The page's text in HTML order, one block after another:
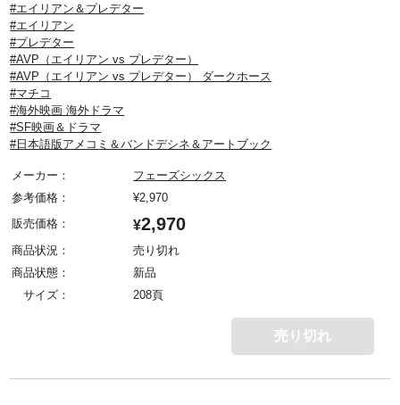
#エイリアン＆プレデター
#エイリアン
#プレデター
#AVP（エイリアン vs プレデター）
#AVP（エイリアン vs プレデター） ダークホース
#マチコ
#海外映画 海外ドラマ
#SF映画＆ドラマ
#日本語版アメコミ＆バンドデシネ＆アートブック
メーカー：
フェーズシックス
参考価格：
¥2,970
販売価格：
¥2,970
商品状況：
売り切れ
商品状態：
新品
サイズ：
208頁
売り切れ